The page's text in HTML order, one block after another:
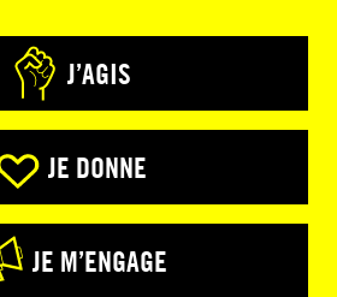
J’AGIS
JE DONNE
JE M’ENGAGE